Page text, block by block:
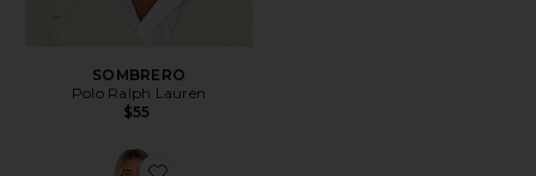
SOMBRERO
Polo Ralph Lauren
$55